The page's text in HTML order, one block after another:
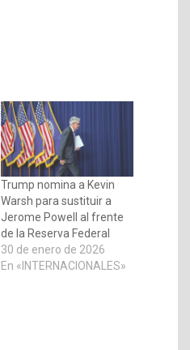
Trump nomina a Kevin
Warsh para sustituir a
Jerome Powell al frente
de la Reserva Federal
30 de enero de 2026
En «INTERNACIONALES»